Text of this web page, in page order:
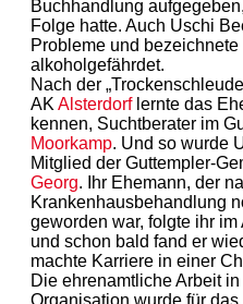
Buchhandlung
Folge hatte. Auch Uschi
Probleme und
alkoholgefährdet.
Nach der
AK Alsterdorflernte das
kennen, Suchtberater im
Moorkamp. Und so wurde
Mitglied der Guttempler-
Georg. Ihr Ehemann, der
Krankenhausbehandlung
geworden war, folgte ihr
und schon bald fand er
machte Karriere in einer
Die ehrenamtliche Arbeit
Organisation wurde für